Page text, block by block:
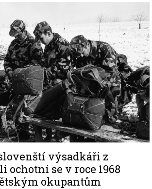
výsadkáři z
ochotní se v roce 1968
okupantům